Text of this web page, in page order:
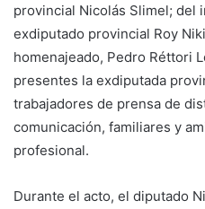
provincial Nicolás Slimel; del
exdiputado provincial Roy
homenajeado, Pedro Réttori
presentes la exdiputada
trabajadores de prensa de
comunicación, familiares y
profesional.
Durante el acto, el diputado